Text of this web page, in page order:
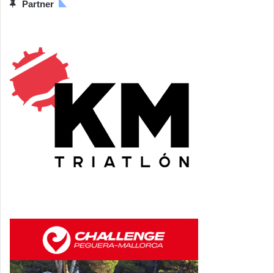
Partner